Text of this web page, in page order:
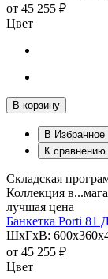
от 45 255 ₽
Цвет
В корзину
В Избранное
К сравнению
Складская
Коллекция
лучшая цена
Банкетка Porti 81
ШхГхВ:
от 45 255 ₽
Цвет